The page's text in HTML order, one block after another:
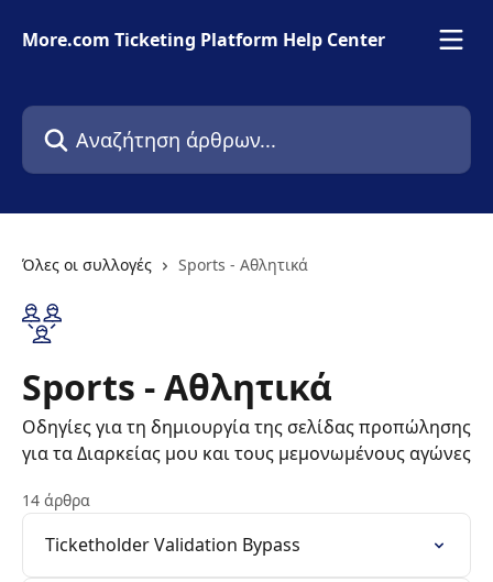
More.com Ticketing Platform Help Center
Αναζήτηση άρθρων...
Όλες οι συλλογές Sports - Αθλητικά
Sports - Αθλητικά
Οδηγίες για τη δημιουργία της σελίδας προπώλησης
για τα Διαρκείας μου και τους μεμονωμένους αγώνες
14 άρθρα
Ticketholder Validation Bypass